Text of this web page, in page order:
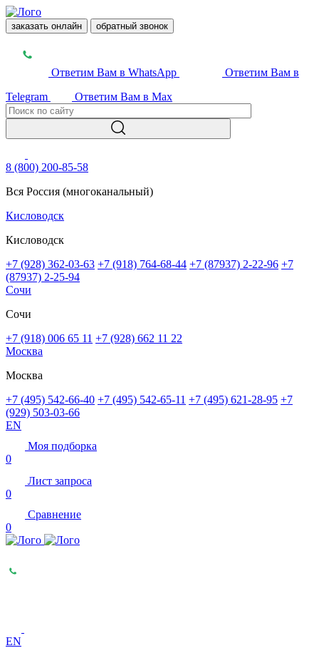
заказать онлайн обратный звонок
Ответим Вам в WhatsApp
Ответим Вам в
Telegram
Ответим Вам в Max
8 (800) 200-85-58
Вся Россия (многоканальный)
Кисловодск
Кисловодск
+7 (928) 362-03-63 +7 (918) 764-68-44 +7 (87937) 2-22-96 +7
(87937) 2-25-94
Сочи
Сочи
+7 (918) 006 65 11 +7 (928) 662 11 22
Москва
Москва
+7 (495) 542-66-40 +7 (495) 542-65-11 +7 (495) 621-28-95 +7
(929) 503-03-66
EN
Моя подборка
0
Лист запроса
0
Сравнение
0
EN